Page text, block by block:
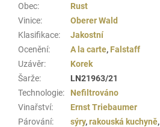
Obec:
Rust
Vinice:
Oberer Wald
Klasifikace:
Jakostní
Ocenění: A la carte, Falstaff
Uzávěr:
Korek
Šarže:
LN21963/21
Technologie:
Nefiltrováno
Vinařství:
Ernst Triebaumer
Párování: sýry,rakouská kuchyně,